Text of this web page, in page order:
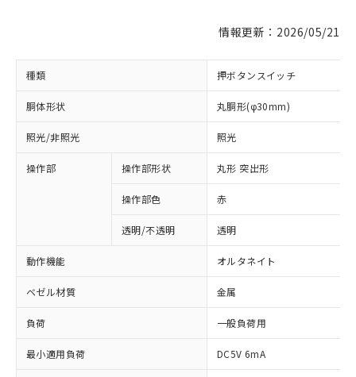
情報更新：2026/05/21
種類 押ボタンスイッチ
胴体形状 丸胴形(φ30mm)
照光/非照光 照光
操作部 操作部形状 丸形 突出形
操作部色 赤
透明/不透明 透明
動作機能 オルタネイト
ベゼル材質 金属
負荷 一般負荷用
最小適用負荷 DC5V 6mA